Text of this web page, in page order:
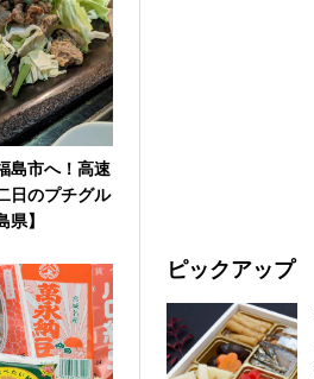
ピックアップ
島市へ！高速
日のプチグル
県】